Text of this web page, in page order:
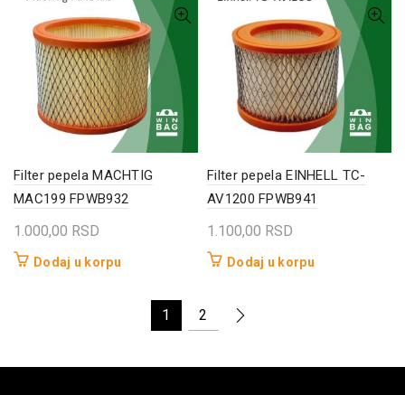
Filter pepela MACHTIG
MAC199 FPWB932
1.000,00 RSD
Dodaj u korpu
Filter pepela EINHELL TC-
AV1200 FPWB941
1.100,00 RSD
Dodaj u korpu
1 2